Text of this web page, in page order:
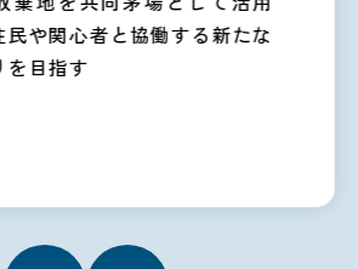
民や関心者と協働する新たな
を目指す